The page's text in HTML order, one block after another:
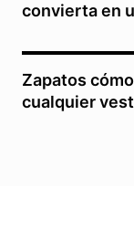
convierta en
Zapatos
cualquier